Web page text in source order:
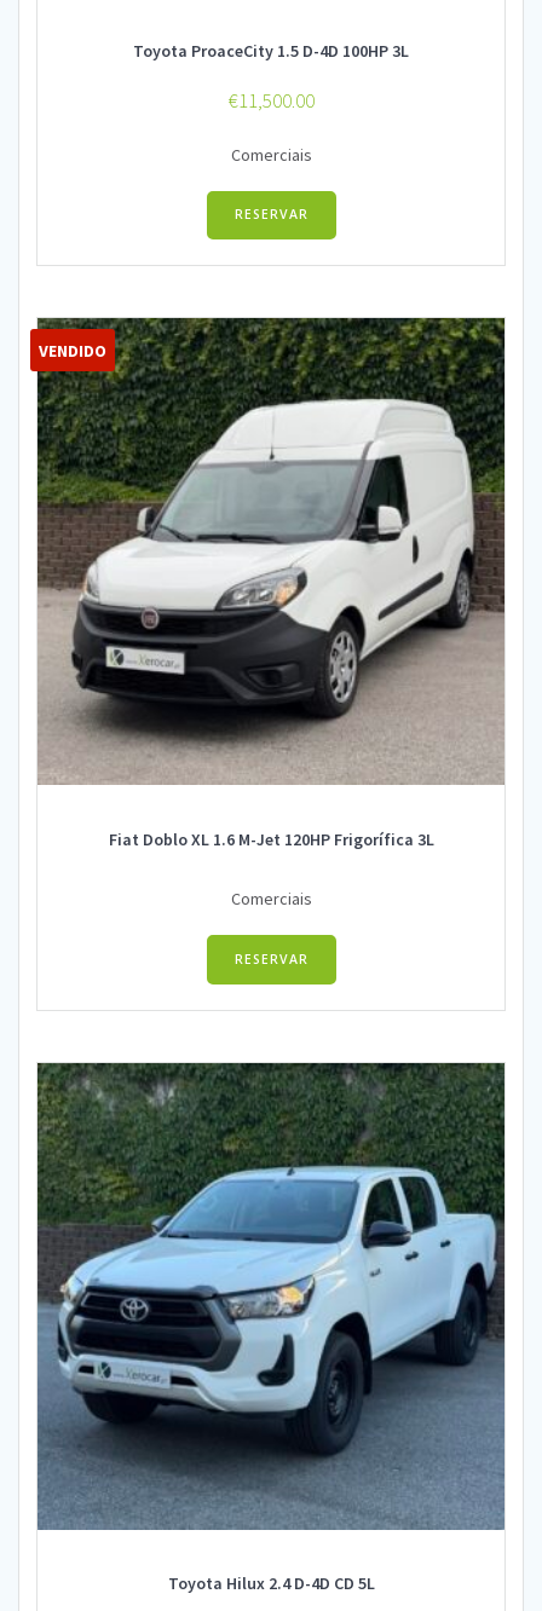
Toyota ProaceCity 1.5 D-4D 100HP 3L
€11,500.00
Comerciais
RESERVAR
VENDIDO
Fiat Doblo XL 1.6 M-Jet 120HP Frigorífica 3L
Comerciais
RESERVAR
Toyota Hilux 2.4 D-4D CD 5L